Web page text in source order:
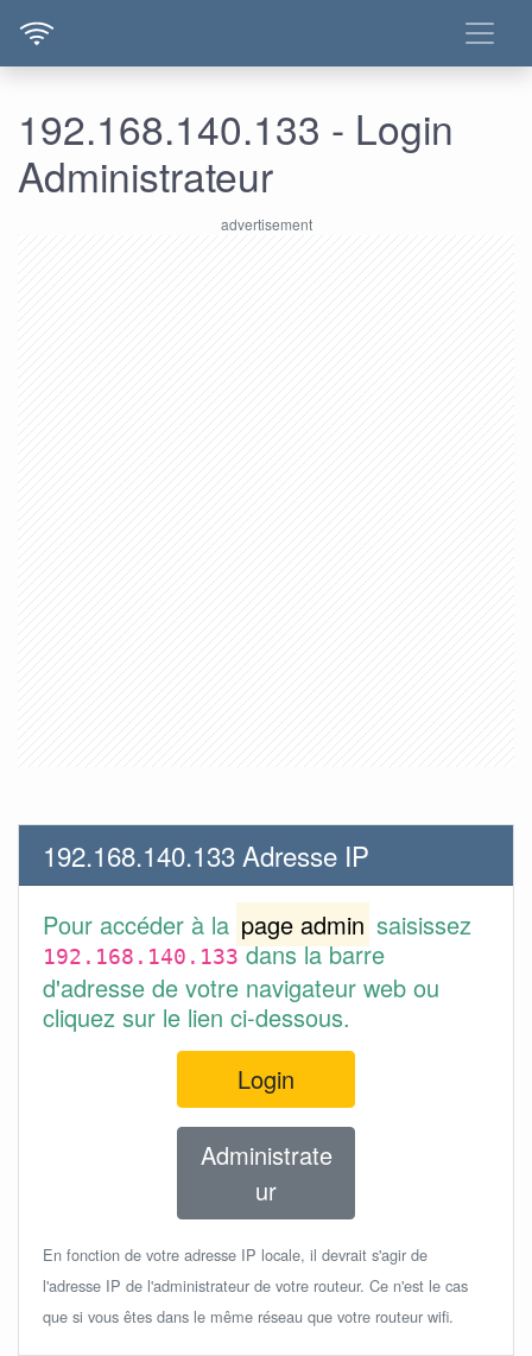
192.168.140.133 - Login
Administrateur
192.168.140.133 Adresse IP
Pour accéder à la page admin saisissez
192.168.140.133dans la barre
d'adresse de votre navigateur web ou
cliquez sur le lien ci-dessous.
Login
Administrate
ur
En fonction de votre adresse IP locale, il devrait s'agir de
l'adresse IP de l'administrateur de votre routeur. Ce n'est le cas
que si vous êtes dans le même réseau que votre routeur wifi.